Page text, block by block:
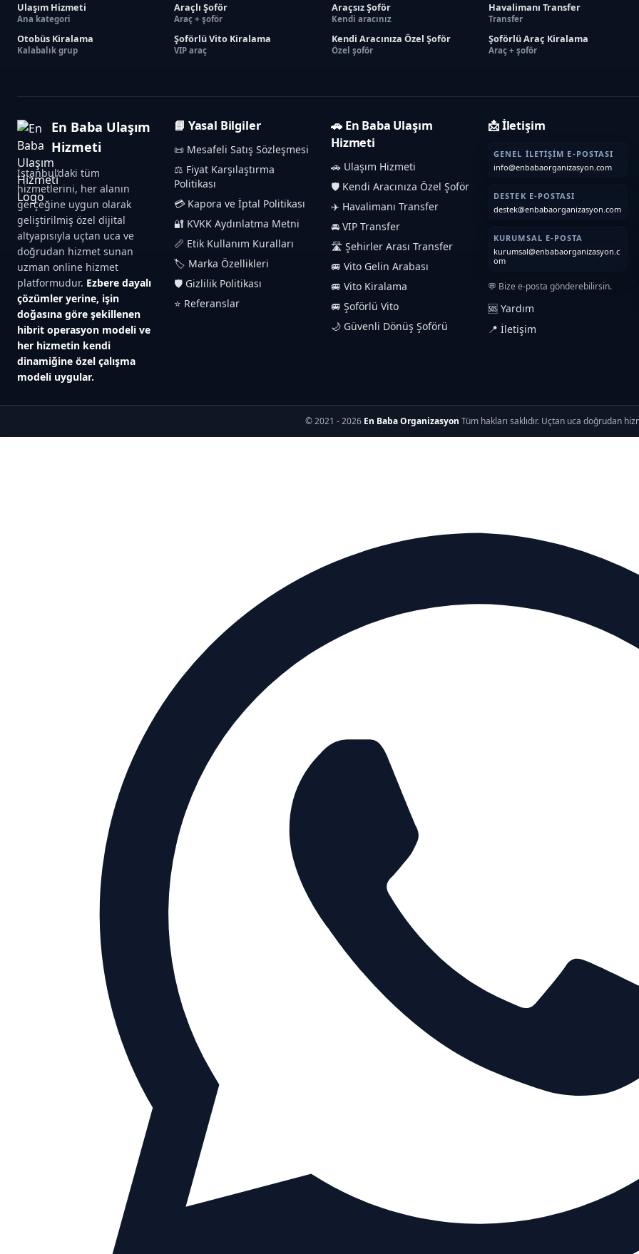
Ulaşım Hizmeti
Ana kategori
Araçlı Şoför
Araç + şoför
Araçsız Şoför
Kendi aracınız
Havalimanı Transfer
Transfer
Otobüs Kiralama
Kalabalık grup
Şoförlü Vito Kiralama
VIP araç
Kendi Aracınıza Özel Şoför
Özel şoför
Şoförlü Araç Kiralama
Araç + şoför
En Baba Ulaşım
Hizmeti
İstanbul’daki tüm
hizmetlerini, her alanın
gerçeğine uygun olarak
geliştirilmiş özel dijital
altyapısıyla uçtan uca ve
doğrudan hizmet sunan
uzman online hizmet
platformudur. Ezbere dayalı
çözümler yerine, işin
doğasına göre şekillenen
hibrit operasyon modeli ve
her hizmetin kendi
dinamiğine özel çalışma
modeli uygular.
📘 Yasal Bilgiler
📜 Mesafeli Satış Sözleşmesi
⚖️ Fiyat Karşılaştırma
Politikası
💳 Kapora ve İptal Politikası
🔐 KVKK Aydınlatma Metni
📏 Etik Kullanım Kuralları
🏷️ Marka Özellikleri
🛡️ Gizlilik Politikası
⭐ Referanslar
🚗 En Baba Ulaşım
Hizmeti
🚗 Ulaşım Hizmeti
🛡️ Kendi Aracınıza Özel Şoför
✈️ Havalimanı Transfer
🚘 VIP Transfer
🛣️ Şehirler Arası Transfer
🚐 Vito Gelin Arabası
🚐 Vito Kiralama
🚐 Şoförlü Vito
🌙 Güvenli Dönüş Şoförü
📩 İletişim
GENEL İLETIŞIM E-POSTASI
info@enbabaorganizasyon.com
DESTEK E-POSTASI
destek@enbabaorganizasyon.com
KURUMSAL E-POSTA
kurumsal@enbabaorganizasyon.c
om
💬 Bize e-posta gönderebilirsin.
🆘 Yardım
📍 İletişim
© 2021 - 2026 En Baba Organizasyon Tüm hakları saklıdır. Uçtan uca doğrudan